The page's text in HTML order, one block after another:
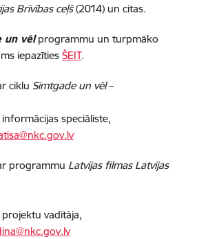
Brīvības ceļš(2014) un citas.
un vēlprogrammu un turpmāko
iepazīties ŠEIT.
ciklu Simtgade un vēl–
speciāliste,
programmu Latvijas filmas Latvijas
vadītāja,